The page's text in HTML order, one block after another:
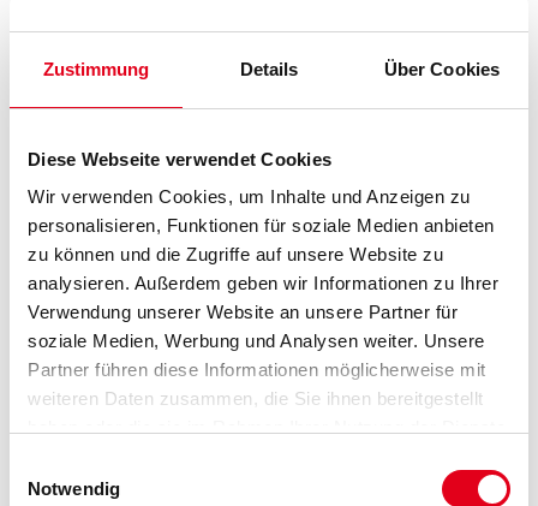
Zustimmung Details Über Cookies
Diese Webseite verwendet Cookies
Wir verwenden Cookies, um Inhalte und Anzeigen zu
personalisieren, Funktionen für soziale Medien anbieten
zu können und die Zugriffe auf unsere Website zu
analysieren. Außerdem geben wir Informationen zu Ihrer
Verwendung unserer Website an unsere Partner für
soziale Medien, Werbung und Analysen weiter. Unsere
Partner führen diese Informationen möglicherweise mit
weiteren Daten zusammen, die Sie ihnen bereitgestellt
Notwendig
Tragprofil für freigespannte Decken. H-Ausstanzungen
Stabanfang nach 250 mm danach alle 500 mm fortlaufend.
Breite in centimeter
Höhe in centimeter